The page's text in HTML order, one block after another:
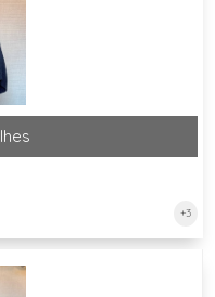
+3